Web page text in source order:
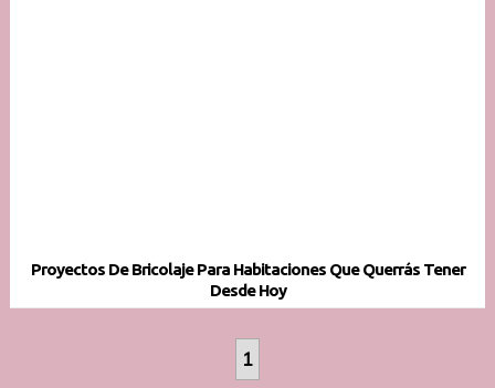
Proyectos De Bricolaje Para Habitaciones Que Querrás Tener
Desde Hoy
1